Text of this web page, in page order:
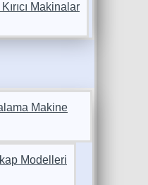
Makinalar
Makine
Modelleri